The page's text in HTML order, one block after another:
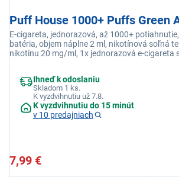
Puff House 1000+ Puffs Green
E-cigareta, jednorazová, až 1000+
batéria, objem náplne 2 ml, nikotínová soľná
nikotínu 20 mg/ml, 1x jednorazová e-cigareta
Ihneď k odoslaniu
Skladom 1 ks.
K vyzdvihnutiu už 7.8.
K vyzdvihnutiu do 15 minút
v 10 predajniach
7,99 €